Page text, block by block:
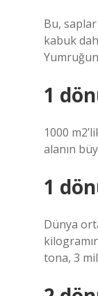
Bu,
kabuk
1
1000
alanın
1
Dünya
tona, 3